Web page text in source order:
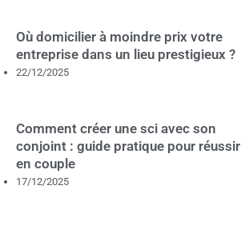
Où domicilier à moindre prix votre
entreprise dans un lieu prestigieux ?
22/12/2025
Comment créer une sci avec son
conjoint : guide pratique pour réussir
en couple
17/12/2025